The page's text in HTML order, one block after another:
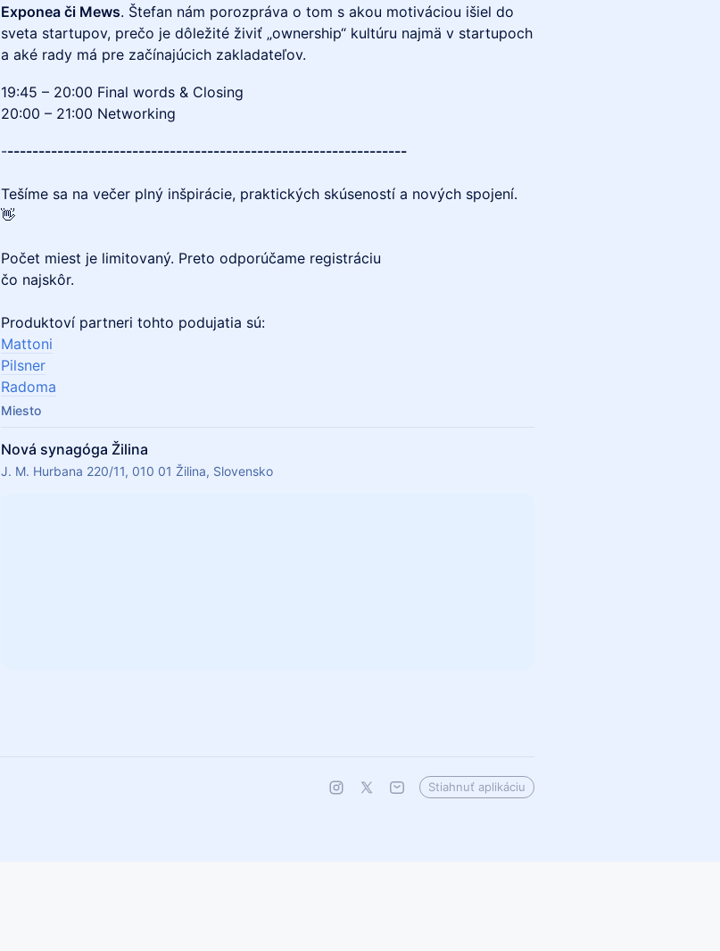
Exponea či Mews. Štefan nám porozpráva o tom s akou motiváciou išiel do
sveta startupov, prečo je dôležité živiť „ownership“ kultúru najmä v startupoch
a aké rady má pre začínajúcich zakladateľov.
19:45 – 20:00 Final words & Closing
20:00 – 21:00 Networking
-----------------------------------------------------------------
Tešíme sa na večer plný inšpirácie, praktických skúseností a nových spojení.
👋
Počet miest je limitovaný. Preto odporúčame registráciu
čo najskôr.
Produktoví partneri tohto podujatia sú:
Mattoni
Pilsner
Radoma
Miesto
Nová synagóga Žilina
J. M. Hurbana 220/11, 010 01 Žilina, Slovensko
Stiahnuť aplikáciu